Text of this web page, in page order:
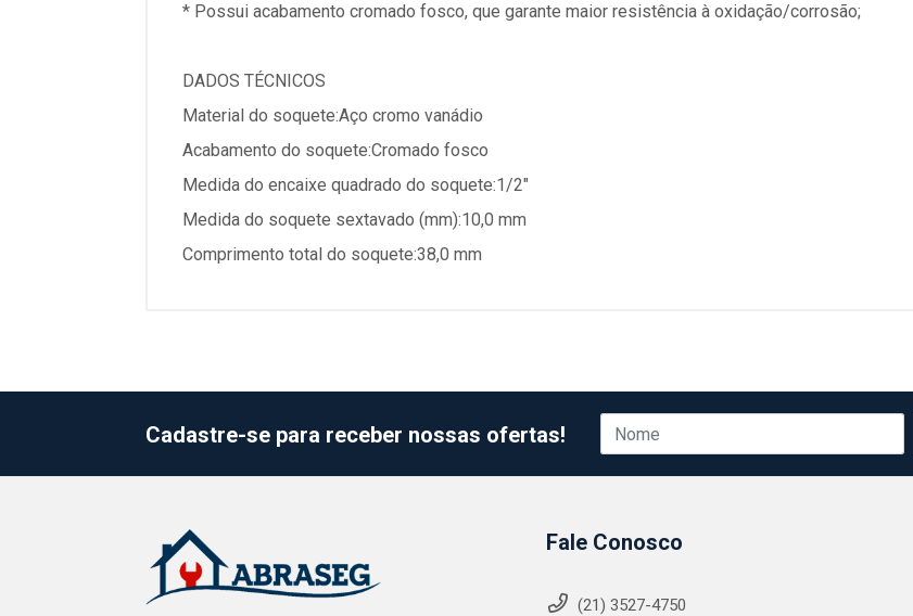
* Possui acabamento cromado fosco, que garante maior resistência à oxidação/corrosão;
DADOS TÉCNICOS
Material do soquete:Aço cromo vanádio
Acabamento do soquete:Cromado fosco
Medida do encaixe quadrado do soquete:1/2"
Medida do soquete sextavado (mm):10,0 mm
Comprimento total do soquete:38,0 mm
Cadastre-se para receber nossas ofertas!
Fale Conosco
(21) 3527-4750